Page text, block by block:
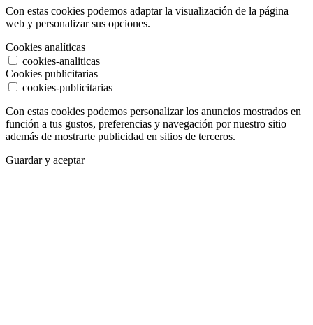
Con estas cookies podemos adaptar la visualización de la página
web y personalizar sus opciones.
Cookies analíticas
cookies-analiticas
Cookies publicitarias
cookies-publicitarias
Con estas cookies podemos personalizar los anuncios mostrados en
función a tus gustos, preferencias y navegación por nuestro sitio
además de mostrarte publicidad en sitios de terceros.
Guardar y aceptar